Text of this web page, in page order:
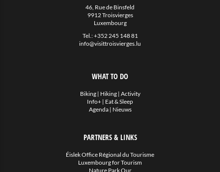
46, Rue de Binsfeld
9912 Troisvierges
Luxembourg
Tel.:+352 245 148 81
info@visittroisvierges.lu
WHAT TO DO
Biking| Hiking| Activity
Info+ | Eat & Sleep
Agenda| Nieuws
PARTNERS & LINKS
Éislek Office Régional du Tourisme
Luxembourg for Tourism
Nature Park Our